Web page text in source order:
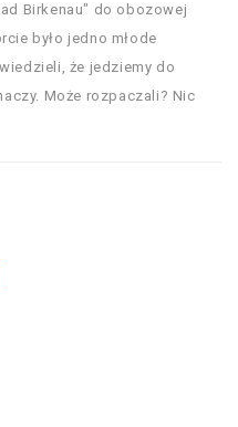
Birkenau" do obozowej
było jedno młode
że jedziemy do
Może rozpaczali? Nic